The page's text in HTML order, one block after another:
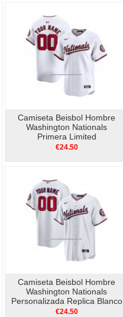
Camiseta Beisbol Hombre
Washington Nationals
Primera Limited
Personalizada Blanco
€24.50
Camiseta Beisbol Hombre
Washington Nationals
Personalizada Replica Blanco
€24.50